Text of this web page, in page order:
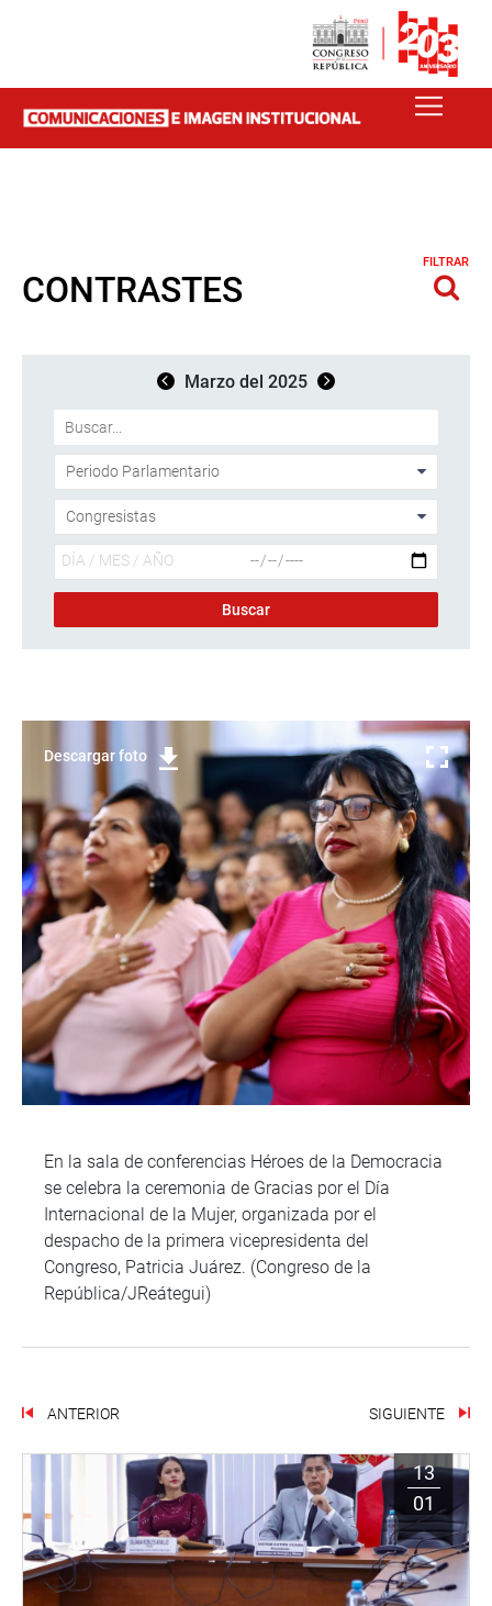
CONTRASTES
FILTRAR
Marzo del 2025
Descargar foto
En la sala de conferencias Héroes de la Democracia
se celebra la ceremonia de Gracias por el Día
Internacional de la Mujer, organizada por el
despacho de la primera vicepresidenta del
Congreso, Patricia Juárez. (Congreso de la
República/JReátegui)
ANTERIOR SIGUIENTE
13
01